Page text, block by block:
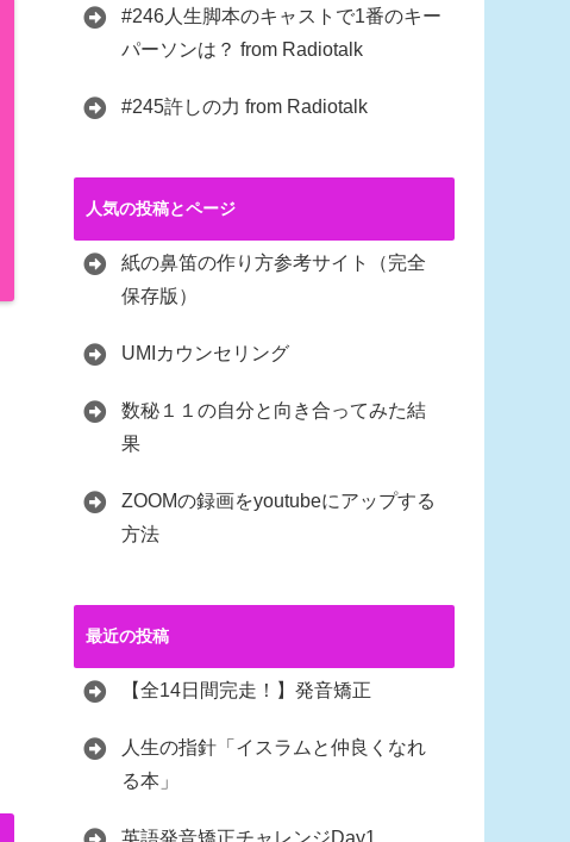
#246人生脚本のキャストで1番のキー
パーソンは？ from Radiotalk
#245許しの力 from Radiotalk
人気の投稿とページ
紙の鼻笛の作り方参考サイト（完全
保存版）
UMIカウンセリング
数秘１１の自分と向き合ってみた結
果
ZOOMの録画をyoutubeにアップする
方法
最近の投稿
【全14日間完走！】発音矯正
人生の指針「イスラムと仲良くなれ
る本」
英語発音矯正チャレンジDay1